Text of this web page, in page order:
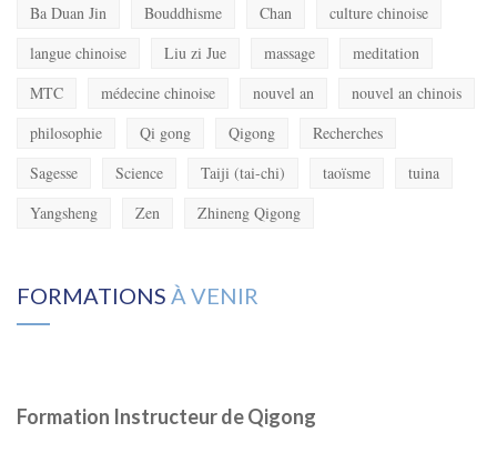
Ba Duan Jin Bouddhisme Chan
culture chinoise
langue chinoise
Liu zi Jue massage
meditation
MTC
médecine chinoise nouvel an
nouvel an chinois
philosophie
Qi gong Qigong
Recherches
Sagesse
Science Taiji (tai-chi) taoïsme
tuina
Yangsheng
Zen Zhineng Qigong
FORMATIONS À VENIR
Formation Instructeur de Qigong